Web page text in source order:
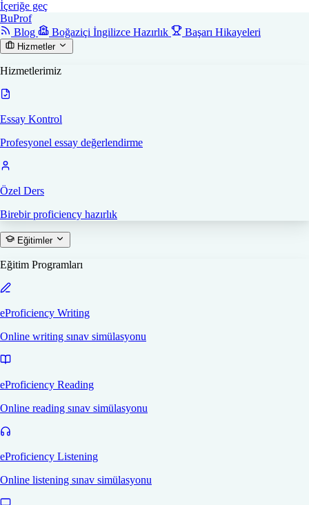
İçeriğe geç
BuProf
Blog
Boğaziçi İngilizce Hazırlık Başarı Hikayeleri
Hizmetler
Hizmetlerimiz
Essay Kontrol
Profesyonel essay değerlendirme
Özel Ders
Birebir proficiency hazırlık
Eğitimler
Eğitim Programları
eProficiency Writing
Online writing sınav simülasyonu
eProficiency Reading
Online reading sınav simülasyonu
eProficiency Listening
Online listening sınav simülasyonu